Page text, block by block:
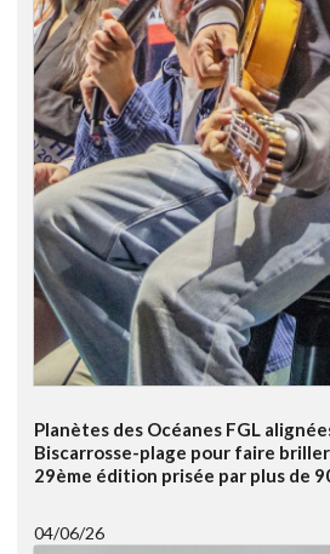
Planètes des Océanes FGL
Biscarrosse-plage pour faire
29ème édition prisée par plus de
04/06/26